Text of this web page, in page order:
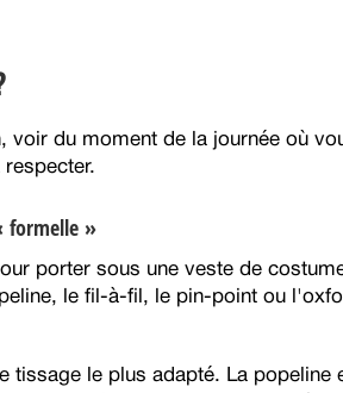
voir du moment de la journée où
formelle »
porter sous une veste de
le fil-à-fil, le pin-point ou
tissage le plus adapté. La popeline